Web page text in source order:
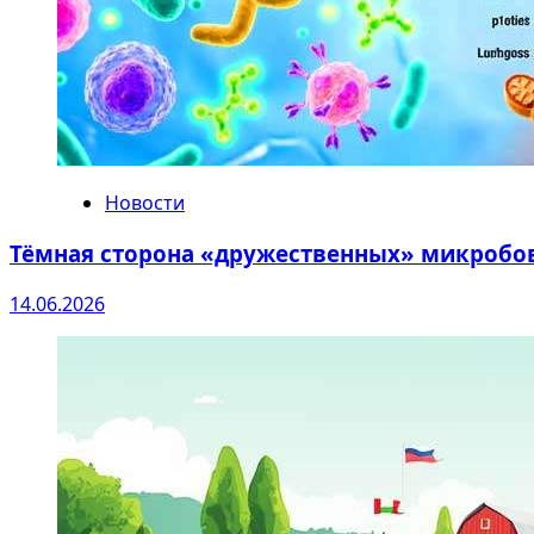
Новости
Тёмная сторона «дружественных»
14.06.2026